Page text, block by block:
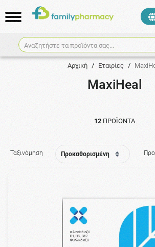
Αναζητήστε τα προϊόντα σας...
Αρχική / Εταιρίες /
MaxiHeal
12 ΠΡΟΪΌΝΤΑ
Ταξινόμηση